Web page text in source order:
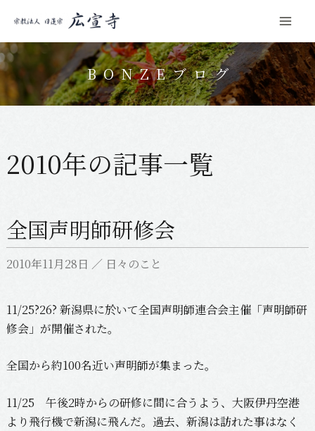
コ
ン
ン
ス
BONZEブログ
2010年の記事一覧
全国声明師研修会
2010年11月28日 ／ 日々のこと
11/25?26? 新潟県に於いて全国声明師連合会主催「声明師研
修会」が開催された。
全国から約100名近い声明師が集まった。
11/25 午後2時からの研修に間に合うよう、大阪伊丹空港
より飛行機で新潟に飛んだ。過去、新潟は訪れた事はなく